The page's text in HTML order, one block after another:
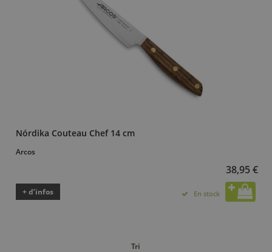
Nórdika Couteau Chef 14 cm
Arcos
38,95 €
+ d’infos En stock
Tri